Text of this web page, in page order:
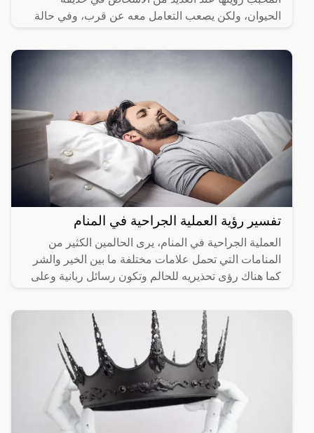
الحيوان، ولكن يصعب التعامل معه عن قرب، وفي حالة
تفسير رؤية العملية الجراحية في المنام
العملية الجراحية في المنام، يرى الحالمين الكثير من
المنامات التي تحمل علامات مختلفة ما بين الخير والشر
كما هناك رؤى تحذيريه للحالم وتكون رسائل ربانية وعلى